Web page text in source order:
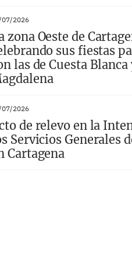
07/2026
zona Oeste de
sus fiestas
las de Cuesta Blanca
07/2026
de relevo en la
Servicios Generales
Cartagena